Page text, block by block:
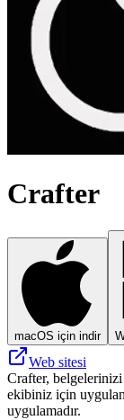
Crafter
macOS için indir
Web sitesi
Crafter,
ekibiniz için
uygulamadır.